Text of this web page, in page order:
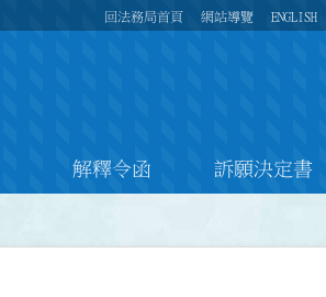
回法務局首頁 網站導覽 ENGLISH
解釋令函 訴願決定書